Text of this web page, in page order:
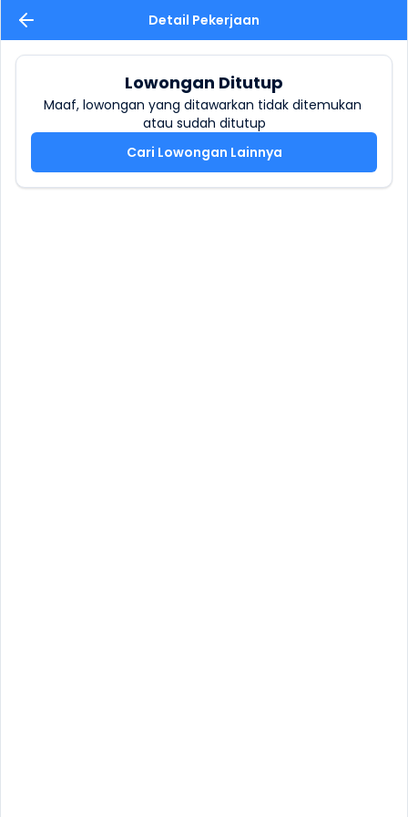
Detail Pekerjaan
Lowongan Ditutup
Maaf, lowongan yang ditawarkan tidak ditemukan
atau sudah ditutup
Cari Lowongan Lainnya